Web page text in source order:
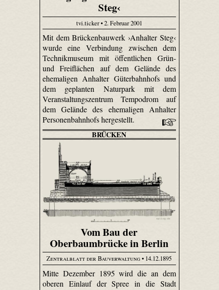
Steg‹
tvi.ticker • 2. Februar 2001
Mit dem Brückenbauwerk ›Anhalter Steg‹
wurde eine Verbindung zwischen dem
Technikmuseum mit öffentlichen Grün-
und Freiflächen auf dem Gelände des
ehemaligen Anhalter Güterbahnhofs und
dem geplanten Naturpark mit dem
Veranstaltungszentrum Tempodrom auf
dem Gelände des ehemaligen Anhalter
Personenbahnhofs hergestellt.
BRÜCKEN
Vom Bau der
Oberbaumbrücke in Berlin
Zentralblatt der Bauverwaltung• 14.12.1895
Mitte Dezember 1895 wird die an dem
oberen Einlauf der Spree in die Stadt